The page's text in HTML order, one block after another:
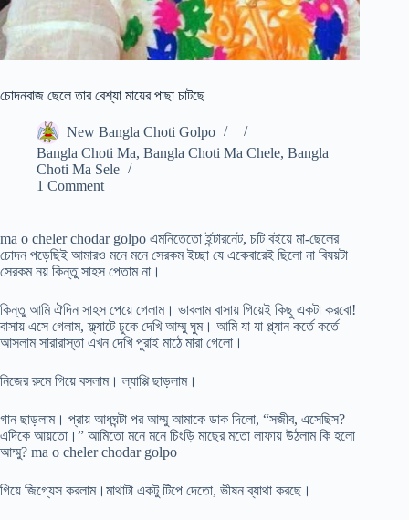
চোদনবাজ ছেলে তার বেশ্যা মায়ের পাছা চাটছে
New Bangla Choti Golpo
Bangla Choti Ma, Bangla Choti Ma Chele, Bangla
Choti Ma Sele
1 Comment
ma o cheler chodar golpo এমনিতেতো ইন্টারনেট, চটি বইয়ে মা-ছেলের
চোদন পড়েছিই আমারও মনে মনে সেরকম ইচ্ছা যে একেবারেই ছিলো না বিষয়টা
সেরকম নয় কিন্তু সাহস পেতাম না।
কিন্তু আমি ঐদিন সাহস পেয়ে গেলাম। ভাবলাম বাসায় গিয়েই কিছু একটা করবো!
বাসায় এসে গেলাম, ফ্ল্যাটে ঢুকে দেখি আম্মু ঘুম। আমি যা যা প্ল্যান কর্তে কর্তে
আসলাম সারারাস্তা এখন দেখি পুরাই মাঠে মারা গেলো।
নিজের রুমে গিয়ে বসলাম। ল্যাপ্পি ছাড়লাম।
গান ছাড়লাম। প্রায় আধঘন্টা পর আম্মু আমাকে ডাক দিলো, “সজীব, এসেছিস?
এদিকে আয়তো।” আমিতো মনে মনে চিংড়ি মাছের মতো লাফায় উঠলাম কি হলো
আম্মু? ma o cheler chodar golpo
গিয়ে জিগ্যেস করলাম।মাথাটা একটু টিপে দেতো, ভীষন ব্যাথা করছে।